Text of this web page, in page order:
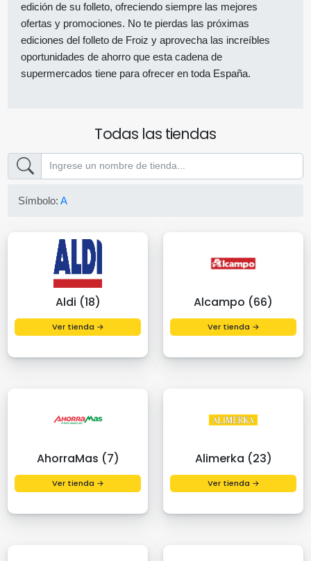
edición de su folleto, ofreciendo siempre las mejores
ofertas y promociones. No te pierdas las próximas
ediciones del folleto de Froiz y aprovecha las increíbles
oportunidades de ahorro que esta cadena de
supermercados tiene para ofrecer en toda España.
Todas las tiendas
Símbolo:A
Aldi (18)
Ver tienda →
Alcampo (66)
Ver tienda →
AhorraMas (7)
Ver tienda →
Alimerka (23)
Ver tienda →